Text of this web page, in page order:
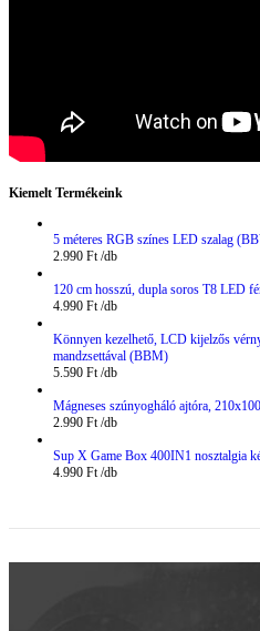
Kiemelt Termékeink
5 méteres RGB színes LED szalag
2.990 Ft
120 cm hosszú, dupla soros T8 LED
4.990 Ft
Könnyen kezelhető, LCD kijelzős
mandzsettával (BBM)
5.590 Ft
Mágneses szúnyogháló ajtóra,
2.990 Ft
Sup X Game Box 400IN1 nosztalgia
4.990 Ft